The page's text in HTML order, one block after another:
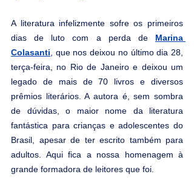
A literatura infelizmente sofre os primeiros
dias de luto com a perda de Marina
Colasanti
que nos deixou no último dia 28,
terça-feira, no Rio de Janeiro e deixou um
legado de mais de 70 livros e diversos
prêmios literários. A autora é, sem sombra
de dúvidas, o maior nome da literatura
fantástica para crianças e adolescentes do
Brasil, apesar de ter escrito também para
adultos. Aqui fica a nossa homenagem à
grande formadora de leitores que foi.